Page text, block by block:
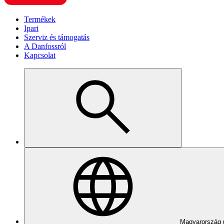
Termékek
Ipari
Szerviz és támogatás
A Danfossról
Kapcsolat
Magyarország